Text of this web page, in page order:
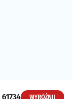
61734 WYRÓŻNIJ